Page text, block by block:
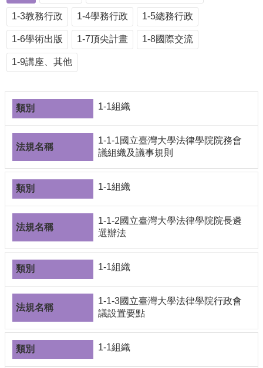
校
訊
English
網
站
導
常
見
問
關
於
秘
書
服
務
隊
規
彙
編
行
政
1-3教務行政 1-4學務行政 1-5總務行政
1-6學術出版 1-7頂尖計畫 1-8國際交流
1-9講座、其他
1-1組織
1-1-1國立臺灣大學法律學院院務會
議組織及議事規則
1-1組織
1-1-2國立臺灣大學法律學院院長遴
選辦法
1-1組織
1-1-3國立臺灣大學法律學院行政會
議設置要點
1-1組織